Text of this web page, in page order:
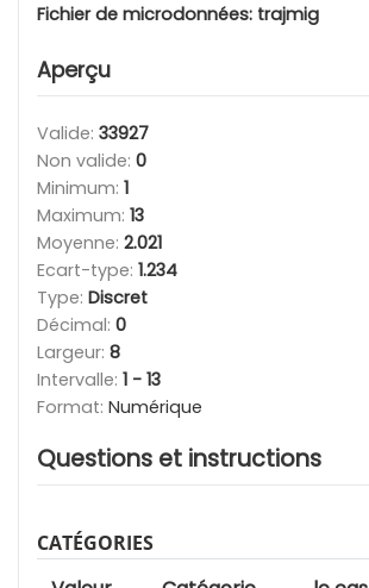
Fichier de microdonnées: trajmig
Aperçu
Valide: 33927
Non valide: 0
Minimum: 1
Maximum: 13
Moyenne: 2.021
Ecart-type: 1.234
Type: Discret
Décimal: 0
Largeur: 8
Intervalle: 1 - 13
Format: Numérique
Questions et instructions
CATÉGORIES